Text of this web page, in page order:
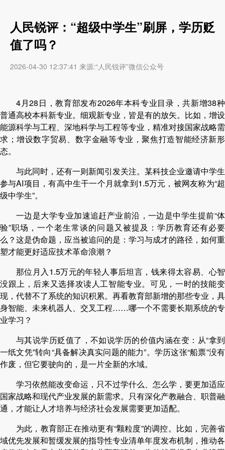
人民锐评：“超级中学生”刷屏，学历贬
值了吗？
2026-04-30 12:37:41 来源:“人民锐评”微信公众号
4月28日，教育部发布2026年本科专业目录，共新增38种
普通高校本科新专业。细观新专业，皆是有的放矢。比如，增设
能源科学与工程、深地科学与工程等专业，精准对接国家战略需
求；增设数字贸易、数字金融等专业，聚焦打造智能经济新形
态。
与此同时，还有一则新闻引发关注。某科技企业邀请中学生
参与AI项目，有高中生干一个月就拿到1.5万元，被网友称为“超
级中学生”。
一边是大学专业加速追赶产业前沿，一边是中学生提前“体
验”职场，一个老生常谈的问题又被提及：学历教育还有必要
么？这是伪命题，应当被追问的是：学习与成才的路径，如何重
塑才能更好适应技术革命浪潮？
那位月入1.5万元的年轻人事后坦言，钱来得太容易、心智
没跟上，后来又选择攻读人工智能专业。可见，一时的技能变
现，代替不了系统的知识积累。再看教育部新增的那些专业，具
身智能、未来机器人、交叉工程……哪一个不需要长期系统的专
业学习？
与其说学历贬值了，不如说学历的价值内涵在变：从“拿到
一纸文凭”转向“具备解决真实问题的能力”。学历这张“船票”没有
作废，但它要驶向的，是一片全新的水域。
学习依然能改变命运，只不过学什么、怎么学，要更加适应
国家战略和现代产业发展的新需求。只有深化产教融合、职普融
通，才能让人才培养与经济社会发展需要更加适配。
为此，教育部正在推动更有“颗粒度”的调控。比如，完善省
域优先发展和暂缓发展的指导性专业清单年度发布机制，推动各